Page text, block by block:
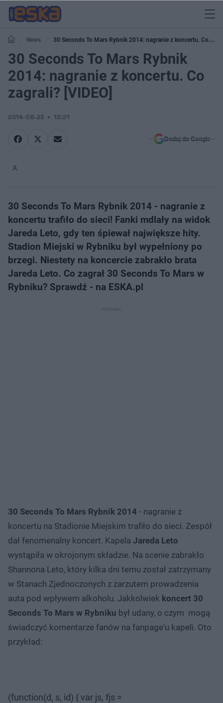
News
30 Seconds To Mars Rybnik 2014: nagranie z koncertu. Co
zagrali? [VIDEO]
30 Seconds To Mars Rybnik
2014: nagranie z koncertu. Co
zagrali? [VIDEO]
2014-06-23 12:21
Dodaj do Google
30 Seconds To Mars Rybnik 2014 - nagranie z
koncertu trafiło do sieci! Fanki mdlały na widok
Jareda Leto, gdy ten śpiewał największe hity.
Stadion Miejski w Rybniku był wypełniony po
brzegi. Niestety na koncercie zabrakło brata
Jareda Leto. Co zagrał 30 Seconds To Mars w
Rybniku? Sprawdź - na ESKA.pl
30 Seconds To Mars Rybnik 2014 - nagranie z
koncertu na Stadionie Miejskim trafiło do sieci. Zespół
dał fenomenalny koncert. Kapela Jareda Leto
wystąpiła w okrojonym składzie. Na scenie zabrakło
Shannona Leto, który kilka dni temu został zatrzymany
w Stanach Zjednoczonych z zarzutem prowadzenia
auta pod wpływem alkoholu. Jakkolwiek koncert 30
Seconds To Mars w Rybniku był udany, o czym mogą
świadczyć komentarze fanów na fanpage'u kapeli. Oto
przykład:
(function(d, s, id) { var js, fjs =